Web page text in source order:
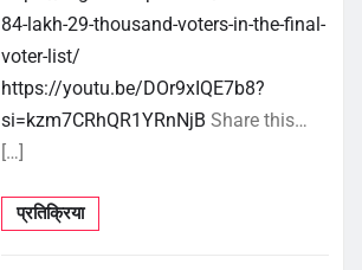
84-lakh-29-thousand-voters-in-the-final-
voter-list/
https://youtu.be/DOr9xIQE7b8?
si=kzm7CRhQR1YRnNjB Share this…
[…]
प्रतिक्रिया